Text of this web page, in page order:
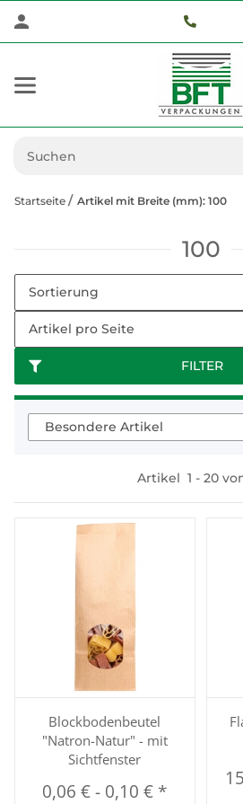
Startseite Artikel mit Breite (mm): 100
100
FILTER
Sortierung
Artikel pro Seite
Besondere Artikel
Artikel 1 - 20
Blockbodenbeutel
"Natron-Natur" - mit
Sichtfenster
0,06 €- 0,10 € *